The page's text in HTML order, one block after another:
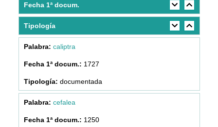
Fecha 1ª docum.
Tipología
caliptra
1727
documentada
cefalea
1250